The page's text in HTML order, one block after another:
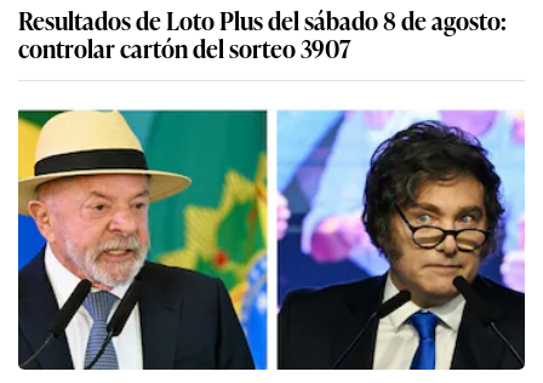
Resultados de Loto Plus del sábado 8 de agosto:
controlar cartón del sorteo 3907